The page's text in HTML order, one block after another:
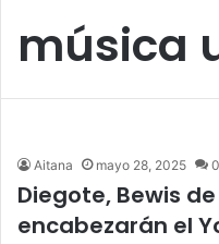
música
Aitana mayo 28, 2025 0
Diegote, Bewis
encabezarán el